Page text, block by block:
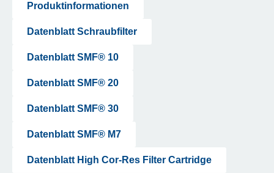
Produktinformationen
Datenblatt Schraubfilter
Datenblatt SMF® 10
Datenblatt SMF® 20
Datenblatt SMF® 30
Datenblatt SMF® M7
Datenblatt High Cor-Res Filter Cartridge